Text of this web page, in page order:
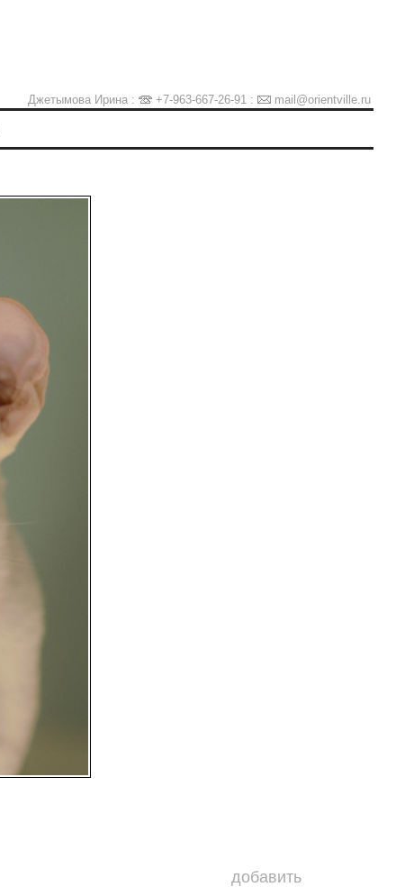
Джетымова Ирина : +7-963-667-26-91 : mail@orientville.ru
добавить